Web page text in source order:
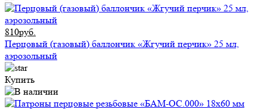
810руб.
Перцовый (газовый) баллончик «Жгучий перчик» 25 мл,
аэрозольный
Купить